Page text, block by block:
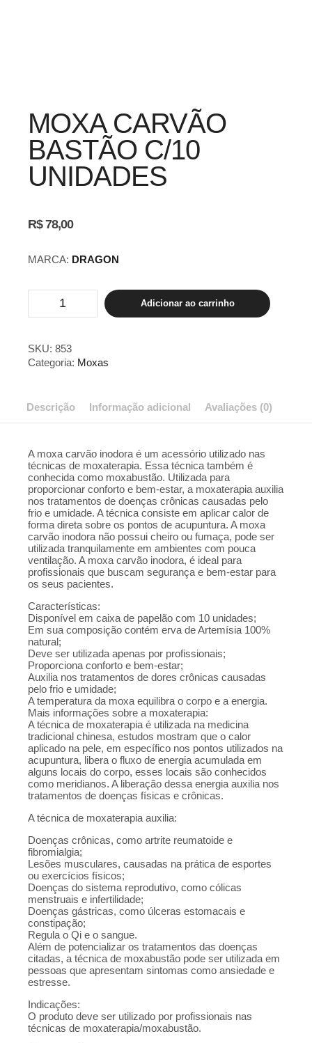
MOXA CARVÃO
BASTÃO C/10
UNIDADES
R$78,00
MARCA: DRAGON
CARVÃO
BASTÃO
UNIDADES
quantidade
Adicionar ao carrinho
SKU: 853
Categoria: Moxas
Descrição Informação adicional Avaliações (0)
A moxa carvão inodora é um acessório utilizado nas
técnicas de moxaterapia. Essa técnica também é
conhecida como moxabustão. Utilizada para
proporcionar conforto e bem-estar, a moxaterapia auxilia
nos tratamentos de doenças crônicas causadas pelo
frio e umidade. A técnica consiste em aplicar calor de
forma direta sobre os pontos de acupuntura. A moxa
carvão inodora não possui cheiro ou fumaça, pode ser
utilizada tranquilamente em ambientes com pouca
ventilação. A moxa carvão inodora, é ideal para
profissionais que buscam segurança e bem-estar para
os seus pacientes.
Características:
Disponível em caixa de papelão com 10 unidades;
Em sua composição contém erva de Artemísia 100%
natural;
Deve ser utilizada apenas por profissionais;
Proporciona conforto e bem-estar;
Auxilia nos tratamentos de dores crônicas causadas
pelo frio e umidade;
A temperatura da moxa equilibra o corpo e a energia.
Mais informações sobre a moxaterapia:
A técnica de moxaterapia é utilizada na medicina
tradicional chinesa, estudos mostram que o calor
aplicado na pele, em específico nos pontos utilizados na
acupuntura, libera o fluxo de energia acumulada em
alguns locais do corpo, esses locais são conhecidos
como meridianos. A liberação dessa energia auxilia nos
tratamentos de doenças físicas e crônicas.
A técnica de moxaterapia auxilia:
Doenças crônicas, como artrite reumatoide e
fibromialgia;
Lesões musculares, causadas na prática de esportes
ou exercícios físicos;
Doenças do sistema reprodutivo, como cólicas
menstruais e infertilidade;
Doenças gástricas, como úlceras estomacais e
constipação;
Regula o Qi e o sangue.
Além de potencializar os tratamentos das doenças
citadas, a técnica de moxabustão pode ser utilizada em
pessoas que apresentam sintomas como ansiedade e
estresse.
Indicações:
O produto deve ser utilizado por profissionais nas
técnicas de moxaterapia/moxabustão.